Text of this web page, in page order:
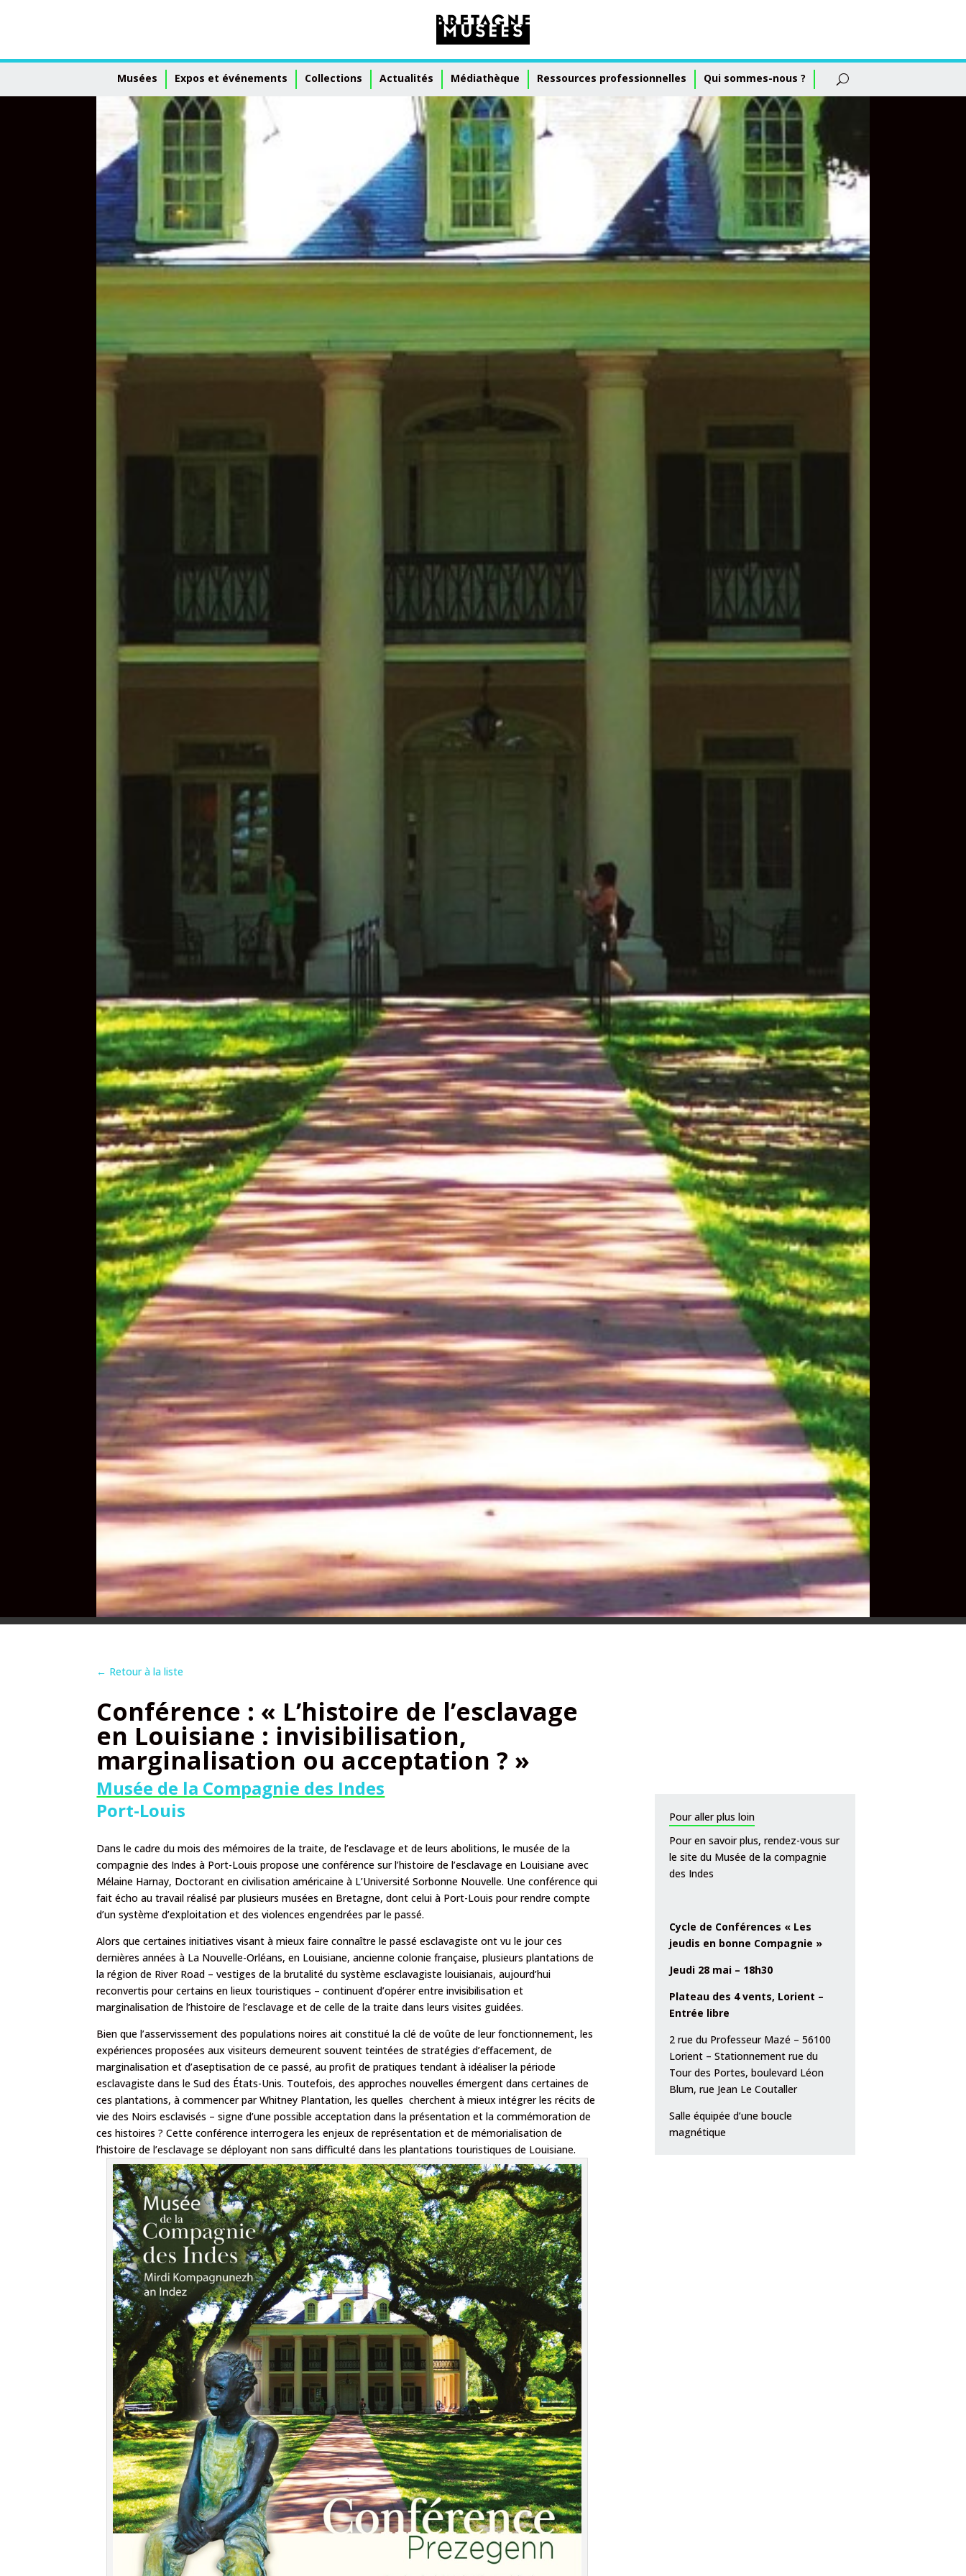
Musées Expos et événements Collections Actualités Médiathèque Ressources professionnelles Qui sommes-nous ?
← Retour à la liste
Conférence : « L’histoire de l’esclavage
en Louisiane : invisibilisation,
marginalisation ou acceptation ? »
Musée de la Compagnie des Indes
Port-Louis
Dans le cadre du mois des mémoires de la traite, de l’esclavage et de leurs abolitions, le musée de la
compagnie des Indes à Port-Louis propose une conférence sur l’histoire de l’esclavage en Louisiane avec
Mélaine Harnay, Doctorant en civilisation américaine à L’Université Sorbonne Nouvelle. Une conférence qui
fait écho au travail réalisé par plusieurs musées en Bretagne, dont celui à Port-Louis pour rendre compte
d’un système d’exploitation et des violences engendrées par le passé.
Alors que certaines initiatives visant à mieux faire connaître le passé esclavagiste ont vu le jour ces
dernières années à La Nouvelle-Orléans, en Louisiane, ancienne colonie française, plusieurs plantations de
la région de River Road – vestiges de la brutalité du système esclavagiste louisianais, aujourd’hui
reconvertis pour certains en lieux touristiques – continuent d’opérer entre invisibilisation et
marginalisation de l’histoire de l’esclavage et de celle de la traite dans leurs visites guidées.
Bien que l’asservissement des populations noires ait constitué la clé de voûte de leur fonctionnement, les
expériences proposées aux visiteurs demeurent souvent teintées de stratégies d’effacement, de
marginalisation et d’aseptisation de ce passé, au profit de pratiques tendant à idéaliser la période
esclavagiste dans le Sud des États-Unis. Toutefois, des approches nouvelles émergent dans certaines de
ces plantations, à commencer par Whitney Plantation, les quelles cherchent à mieux intégrer les récits de
vie des Noirs esclavisés – signe d’une possible acceptation dans la présentation et la commémoration de
ces histoires ? Cette conférence interrogera les enjeux de représentation et de mémorialisation de
l’histoire de l’esclavage se déployant non sans difficulté dans les plantations touristiques de Louisiane.
Pour aller plus loin
Pour en savoir plus, rendez-vous sur
le site du Musée de la compagnie
des Indes
Cycle de Conférences « Les
jeudis en bonne Compagnie »
Jeudi 28 mai – 18h30
Plateau des 4 vents, Lorient –
Entrée libre
2 rue du Professeur Mazé – 56100
Lorient – Stationnement rue du
Tour des Portes, boulevard Léon
Blum, rue Jean Le Coutaller
Salle équipée d’une boucle
magnétique